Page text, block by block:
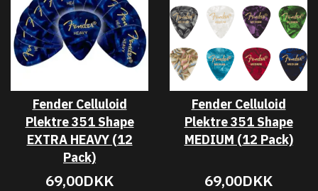
Fender Celluloid
Plektre 351 Shape
EXTRA HEAVY (12
Pack)
69,00DKK
Fender Celluloid
Plektre 351 Shape
MEDIUM (12 Pack)
69,00DKK